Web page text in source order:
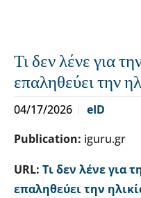
Τι δεν λένε για
επαληθεύει την
04/17/2026
eID
Publication: iguru.gr
URL: Τι δεν λένε για
επαληθεύει την